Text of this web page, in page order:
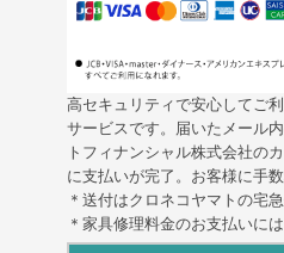
高セキュリティで安心してご
サービスです。届いたメール
トフィナンシャル株式会社の
に支払いが完了。お客様に手
＊送付はクロネコヤマトの宅
＊家具修理料金のお支払いに